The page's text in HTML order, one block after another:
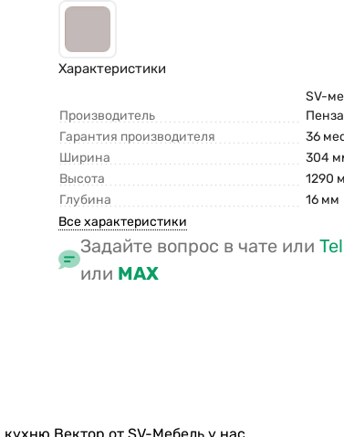
Характеристики
Производитель
SV-
Пенза
Гарантия производителя
36
Ширина
304
Высота
1290
Глубина
16 мм
Все характеристики
Задайте вопрос в чате или
или MAX